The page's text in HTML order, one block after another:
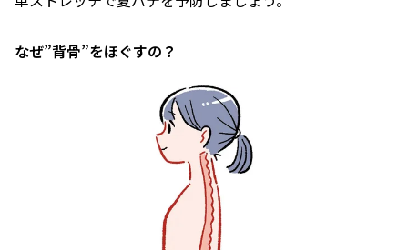
なぜ”背骨”をほぐすの？